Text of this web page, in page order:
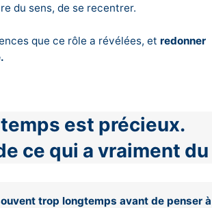
du sens, de se recentrer.
que ce rôle a révélées, et redonner
est précieux.
ce qui a vraiment
trop longtemps avant de penser